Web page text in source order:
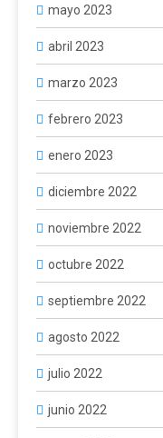
mayo 2023
abril 2023
marzo 2023
febrero 2023
enero 2023
diciembre 2022
noviembre 2022
octubre 2022
septiembre 2022
agosto 2022
julio 2022
junio 2022